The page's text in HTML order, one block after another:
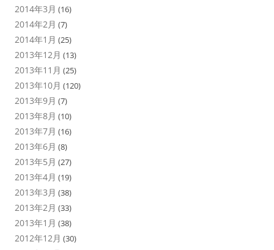
2014年3月 (16)
2014年2月 (7)
2014年1月 (25)
2013年12月 (13)
2013年11月 (25)
2013年10月 (120)
2013年9月 (7)
2013年8月 (10)
2013年7月 (16)
2013年6月 (8)
2013年5月 (27)
2013年4月 (19)
2013年3月 (38)
2013年2月 (33)
2013年1月 (38)
2012年12月 (30)